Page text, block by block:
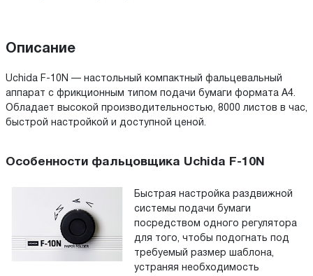
Описание
Uchida F-10N — настольный компактный фальцевальный
аппарат с фрикционным типом подачи бумаги формата А4.
Обладает высокой производительностью, 8000 листов в час,
быстрой настройкой и доступной ценой.
Особенности фальцовщика Uchida F-10N
Быстрая настройка раздвижной
системы подачи бумаги
посредством одного регулятора
для того, чтобы подогнать под
требуемый размер шаблона,
устраняя необходимость